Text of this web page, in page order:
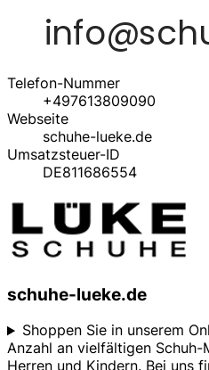
Telefon-Nummer
+497613809090
Webseite
schuhe-lueke.de
Umsatzsteuer-ID
DE811686554
schuhe-lueke.de
Shoppen Sie in unserem
Anzahl an vielfältigen Schuh-
Herren und Kindern. Bei uns